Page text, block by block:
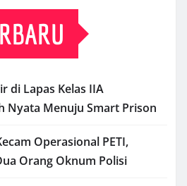
di Lapas Kelas IIA
Nyata Menuju Smart Prison
Operasional PETI,
Orang Oknum Polisi